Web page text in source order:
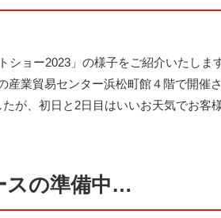
ショー2023」の様子をご紹介いたしま
業貿易センター浜松町館４階で開催さ
が、初日と2日目はいいお天気でお客
スの準備中…